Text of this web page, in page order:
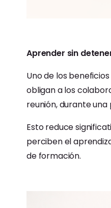
Aprender sin
Uno de los
obligan a los
reunión, durante
Esto reduce
perciben el
de formación.